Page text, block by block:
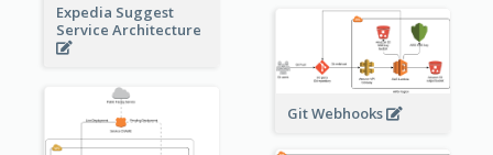
Expedia Suggest
Service Architecture
Git Webhooks